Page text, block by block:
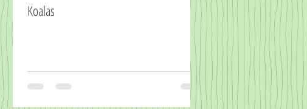
Koalas